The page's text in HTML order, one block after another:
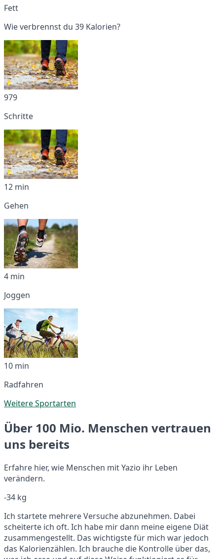
Fett
Wie verbrennst du 39 Kalorien?
979
Schritte
12 min
Gehen
4 min
Joggen
10 min
Radfahren
Weitere Sportarten
Über 100 Mio. Menschen vertrauen
uns bereits
Erfahre hier, wie Menschen mit Yazio ihr Leben
verändern.
-34 kg
Ich startete mehrere Versuche abzunehmen. Dabei
scheiterte ich oft. Ich habe mir dann meine eigene Diät
zusammengestellt. Das wichtigste für mich war jedoch
das Kalorienzählen. Ich brauche die Kontrolle über das,